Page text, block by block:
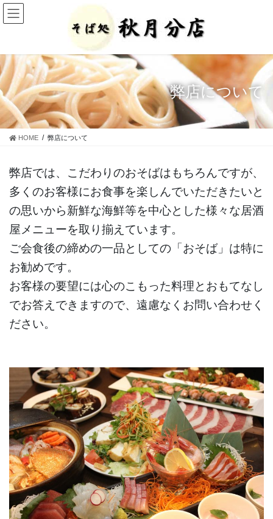
コ
ン
ツ
に
移
動
ナ
ビ
シ
ョ
ン
に
移
動
弊店について
HOME 弊店について
弊店では、こだわりのおそばはもちろんですが、
多くのお客様にお食事を楽しんでいただきたいと
の思いから新鮮な海鮮等を中心とした様々な居酒
屋メニューを取り揃えています。
ご会食後の締めの一品としての「おそば」は特に
お勧めです。
お客様の要望には心のこもった料理とおもてなし
でお答えできますので、遠慮なくお問い合わせく
ださい。